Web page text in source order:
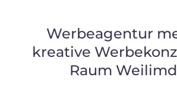
Werbeagentur
kreative
Raum